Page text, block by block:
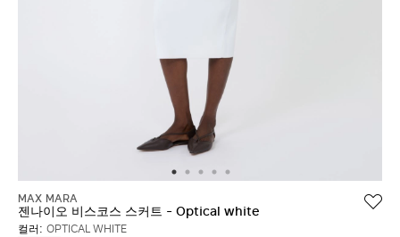
MAX MARA
젠나이오 비스코스 스커트 - Optical white
컬러: OPTICAL WHITE